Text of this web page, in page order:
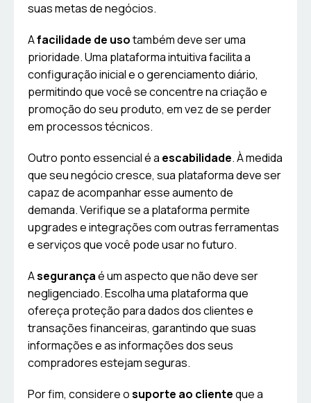
suas metas de negócios.
Afacilidade de usotambém deve ser uma
prioridade. Uma plataforma intuitiva facilita a
configuração inicial e o gerenciamento diário,
permitindo que você se concentre na criação e
promoção do seu produto, em vez de se perder
em processos técnicos.
Outro ponto essencial é a escabilidade. À medida
que seu negócio cresce, sua plataforma deve ser
capaz de acompanhar esse aumento de
demanda. Verifique se a plataforma permite
upgrades e integrações com outras ferramentas
e serviços que você pode usar no futuro.
Asegurançaé um aspecto que não deve ser
negligenciado. Escolha uma plataforma que
ofereça proteção para dados dos clientes e
transações financeiras, garantindo que suas
informações e as informações dos seus
compradores estejam seguras.
Por fim, considere osuporte ao clienteque a